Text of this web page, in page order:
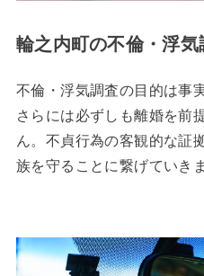
輪之内町の不倫・浮気
不倫・浮気調査の目的は事
さらには必ずしも離婚を前
ん。不貞行為の客観的な証
族を守ることに繋げていきま